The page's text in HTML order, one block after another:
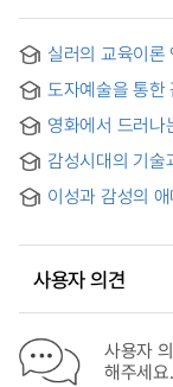
실러의 교육이론
도자예술을 통
영화에서 드러나
between ‘Reason’
Analysis of
감성시대의 기술
이성과 감성의
사용자 의견
사용자
해주세요.